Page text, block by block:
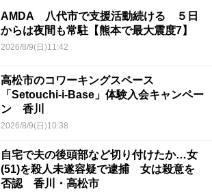
AMDA 八代市で支援活動続ける ５日
からは夜間も常駐【熊本で最大震度7】
2026/8/9(日)11:42
高松市のコワーキングスペース
「Setouchi-i-Base」体験入会キャンペー
ン 香川
2026/8/9(日)10:38
自宅で夫の後頭部など切り付けたか…女
(51)を殺人未遂容疑で逮捕 女は殺意を
否認 香川・高松市